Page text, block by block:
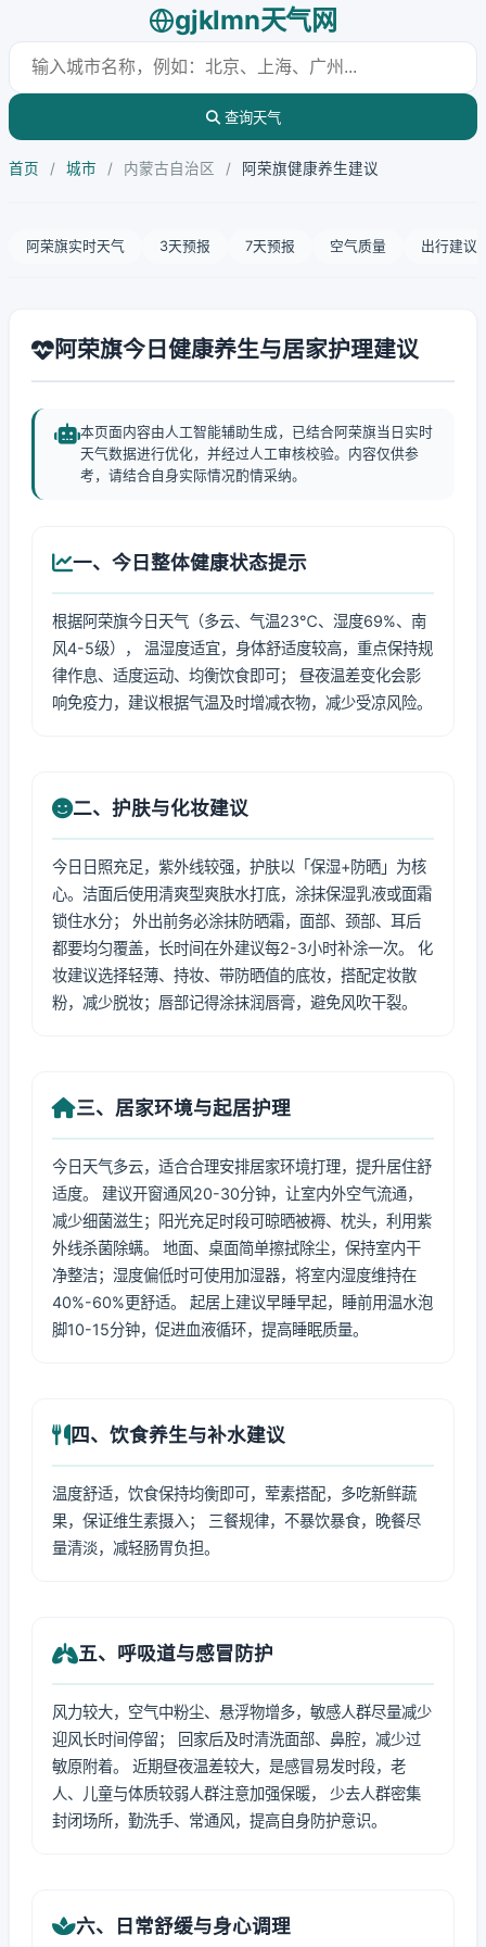
gjklmn天气网
查询天气
首页 / 城市 / 内蒙古自治区 / 阿荣旗健康养生建议
阿荣旗实时天气 3天预报 7天预报 空气质量 出行建议
阿荣旗今日健康养生与居家护理建议
本页面内容由人工智能辅助生成，已结合阿荣旗当日实时
天气数据进行优化，并经过人工审核校验。内容仅供参
考，请结合自身实际情况酌情采纳。
一、今日整体健康状态提示
根据阿荣旗今日天气（多云、气温23℃、湿度69%、南
风4-5级）， 温湿度适宜，身体舒适度较高，重点保持规
律作息、适度运动、均衡饮食即可； 昼夜温差变化会影
响免疫力，建议根据气温及时增减衣物，减少受凉风险。
二、护肤与化妆建议
今日日照充足，紫外线较强，护肤以「保湿+防晒」为核
心。洁面后使用清爽型爽肤水打底，涂抹保湿乳液或面霜
锁住水分； 外出前务必涂抹防晒霜，面部、颈部、耳后
都要均匀覆盖，长时间在外建议每2-3小时补涂一次。 化
妆建议选择轻薄、持妆、带防晒值的底妆，搭配定妆散
粉，减少脱妆；唇部记得涂抹润唇膏，避免风吹干裂。
三、居家环境与起居护理
今日天气多云，适合合理安排居家环境打理，提升居住舒
适度。 建议开窗通风20-30分钟，让室内外空气流通，
减少细菌滋生；阳光充足时段可晾晒被褥、枕头，利用紫
外线杀菌除螨。 地面、桌面简单擦拭除尘，保持室内干
净整洁；湿度偏低时可使用加湿器，将室内湿度维持在
40%-60%更舒适。 起居上建议早睡早起，睡前用温水泡
脚10-15分钟，促进血液循环，提高睡眠质量。
四、饮食养生与补水建议
温度舒适，饮食保持均衡即可，荤素搭配，多吃新鲜蔬
果，保证维生素摄入； 三餐规律，不暴饮暴食，晚餐尽
量清淡，减轻肠胃负担。
五、呼吸道与感冒防护
风力较大，空气中粉尘、悬浮物增多，敏感人群尽量减少
迎风长时间停留； 回家后及时清洗面部、鼻腔，减少过
敏原附着。 近期昼夜温差较大，是感冒易发时段，老
人、儿童与体质较弱人群注意加强保暖， 少去人群密集
封闭场所，勤洗手、常通风，提高自身防护意识。
六、日常舒缓与身心调理